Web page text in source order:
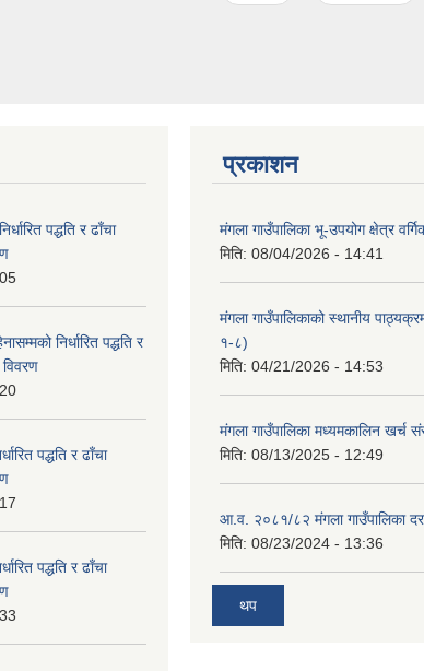
पद्धति र ढाँचा
निर्धारित पद्धति र
पद्धति र ढाँचा
पद्धति र ढाँचा
प्रकाशन
मंगला गाउँपालिका भू-उपयोग क्षेत्र
मिति: 08/04/2026 - 14:41
मंगला गाउँपालिकाको स्थानीय
१-८)
मिति: 04/21/2026 - 14:53
मंगला गाउँपालिका मध्यमकालिन खर्च
मिति: 08/13/2025 - 12:49
आ.व. २०८१/८२ मंगला गाउँपालिका
मिति: 08/23/2024 - 13:36
थप